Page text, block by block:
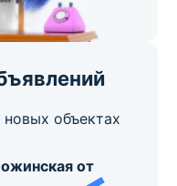
объектах
от